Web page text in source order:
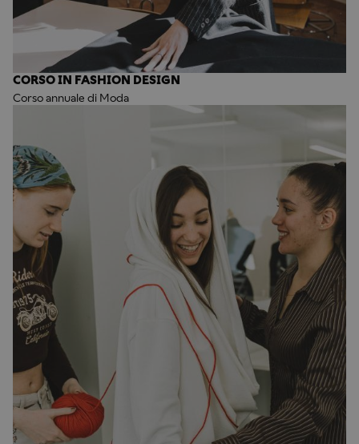
CORSO IN FASHION DESIGN
Corso annuale di Moda